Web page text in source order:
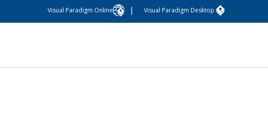
Visual Paradigm Desktop
|
Visual Paradigm Online